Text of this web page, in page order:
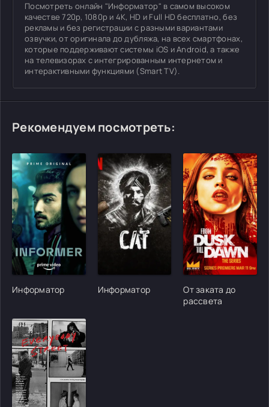
Посмотреть онлайн "Информатор" в самом высоком
качестве 720p, 1080p и 4K, HD и Full HD бесплатно, без
рекламы и без регистрации с разными вариантами
озвучки, от оригинала до дубляжа, на всех смартфонах,
которые поддерживают системы iOS и Android, а также
на телевизорах с интегрированным интернетом и
интерактивными функциями (Smart TV).
Рекомендуем посмотреть:
[/xfgiven_cvh_poster_urlcvh_poster_url]
Информатор
[/xfgiven_cvh_poster_urlcvh_poster_url]
Информатор
[/
От заката до
рассвета